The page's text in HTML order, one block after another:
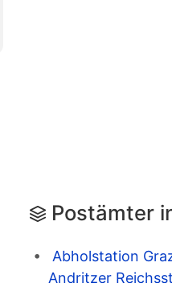
Postämter
Abholstation
Andritzer